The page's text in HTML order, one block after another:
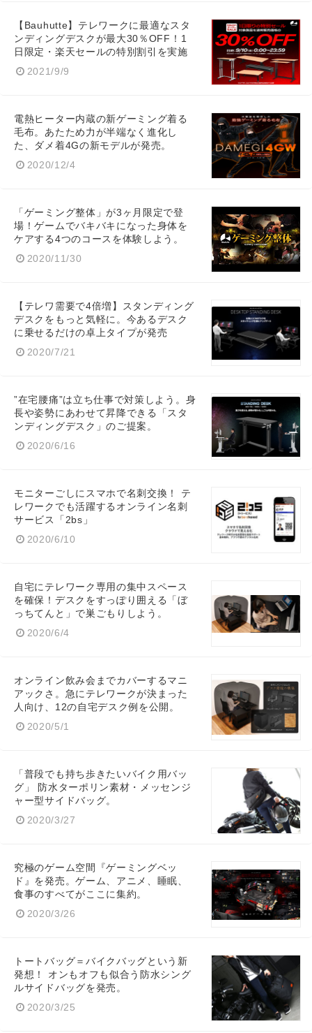
【Bauhutte】テレワークに最適なスタ
ンディングデスクが最大30％OFF！1
日限定・楽天セールの特別割引を実施
2021/9/9
電熱ヒーター内蔵の新ゲーミング着る
毛布。あたため力が半端なく進化し
た、ダメ着4Gの新モデルが発売。
2020/12/4
「ゲーミング整体」が3ヶ月限定で登
場！ゲームでバキバキになった身体を
ケアする4つのコースを体験しよう。
2020/11/30
【テレワ需要で4倍増】スタンディング
デスクをもっと気軽に。今あるデスク
に乗せるだけの卓上タイプが発売
2020/7/21
”在宅腰痛”は立ち仕事で対策しよう。身
長や姿勢にあわせて昇降できる「スタ
ンディングデスク」のご提案。
2020/6/16
モニターごしにスマホで名刺交換！ テ
レワークでも活躍するオンライン名刺
サービス「2bs」
2020/6/10
自宅にテレワーク専用の集中スペース
を確保！デスクをすっぽり囲える「ぼ
っちてんと」で巣ごもりしよう。
2020/6/4
オンライン飲み会までカバーするマニ
アックさ。急にテレワークが決まった
人向け、12の自宅デスク例を公開。
2020/5/1
「普段でも持ち歩きたいバイク用バッ
グ」 防水ターポリン素材・メッセンジ
ャー型サイドバッグ。
2020/3/27
究極のゲーム空間『ゲーミングベッ
ド』を発売。ゲーム、アニメ、睡眠、
食事のすべてがここに集約。
2020/3/26
トートバッグ＝バイクバッグという新
発想！ オンもオフも似合う防水シング
ルサイドバッグを発売。
2020/3/25